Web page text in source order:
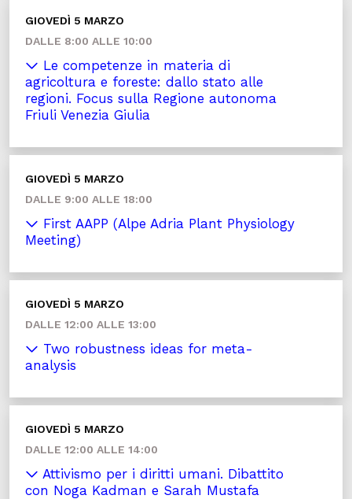
GIOVEDÌ 5 MARZO
DALLE 8:00 ALLE 10:00
Le competenze in materia di
agricoltura e foreste: dallo stato alle
regioni. Focus sulla Regione autonoma
Friuli Venezia Giulia
GIOVEDÌ 5 MARZO
DALLE 9:00 ALLE 18:00
First AAPP (Alpe Adria Plant Physiology
Meeting)
GIOVEDÌ 5 MARZO
DALLE 12:00 ALLE 13:00
Two robustness ideas for meta-
analysis
GIOVEDÌ 5 MARZO
DALLE 12:00 ALLE 14:00
Attivismo per i diritti umani. Dibattito
con Noga Kadman e Sarah Mustafa